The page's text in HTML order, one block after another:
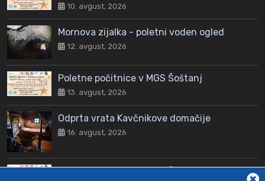
10. avgust, 2026
Mornova zijalka - poletni voden ogled
12. avgust, 2026
Poletne počitnice v MGS Šoštanj
13. avgust, 2026
Odprta vrata Kavčnikove domačije
16. avgust, 2026
Poletne počitnice v MGS Šoštanj